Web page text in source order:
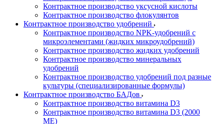
Контрактное производство уксусной кислоты
Контрактное производство флокулянтов
Контрактное производство удобрений
Контрактное производство NPK-удобрений с
микроэлементами (жидких микроудобрений)
Контрактное производство жидких удобрений
Контрактное производство минеральных
удобрений
Контрактное производство удобрений под разные
культуры (специализированные формулы)
Контрактное производство БАДов
Контрактное производство витамина D3
Контрактное производство витамина D3 (2000
МЕ)